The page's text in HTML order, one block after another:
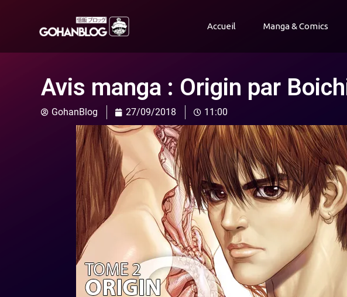
Accueil Manga & Comics
Avis manga : Origin par
GohanBlog 27/09/2018 11:00